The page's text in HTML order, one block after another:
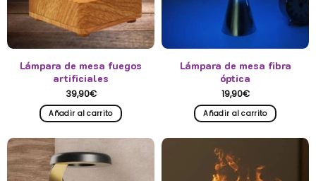
la
página
de
Lámpara de mesa fuegos
artificiales
39,90€
Añadir al carrito
Lámpara de mesa fibra
óptica
19,90€
Añadir al carrito